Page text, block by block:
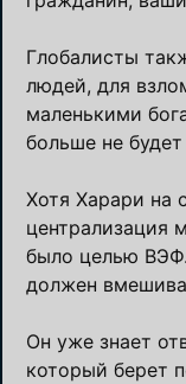
Глобалисты
людей, для
маленькими
больше не
Хотя Харари на
централизация
было целью
должен
Он уже знает
который берет